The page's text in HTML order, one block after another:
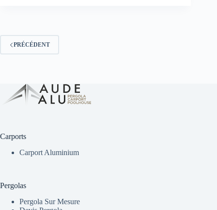
PRÉCÉDENT
Carports
Carport Aluminium
Pergolas
Pergola Sur Mesure